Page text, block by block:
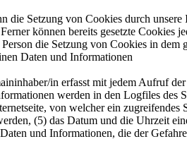
die Setzung von Cookies durch
können bereits gesetzte Cookies
die Setzung von Cookies in
Daten und Informationen
in erfasst mit jedem Aufruf
werden in den Logfiles des
von welcher ein
(5) das Datum und die Uhrzeit
und Informationen, die der